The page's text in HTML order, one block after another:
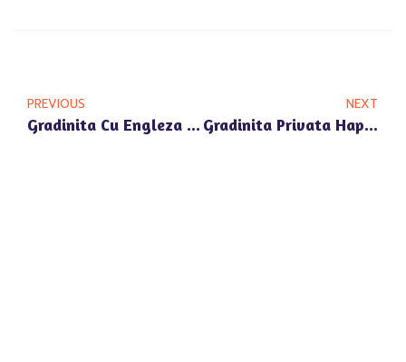
PREVIOUS
Gradinita Cu Engleza Andronache: Promovarea Bilingvismului In Educatia Timpurie Pipera
NEXT
Gradinita Privata Happy Univers Voluntari: Un Mediu Sigur Si Prietenos Pentru Copii